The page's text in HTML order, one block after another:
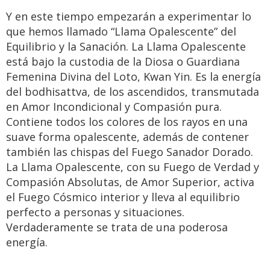
Y en este tiempo empezarán a experimentar lo
que hemos llamado “Llama Opalescente” del
Equilibrio y la Sanación. La Llama Opalescente
está bajo la custodia de la Diosa o Guardiana
Femenina Divina del Loto, Kwan Yin. Es la energía
del bodhisattva, de los ascendidos, transmutada
en Amor Incondicional y Compasión pura.
Contiene todos los colores de los rayos en una
suave forma opalescente, además de contener
también las chispas del Fuego Sanador Dorado.
La Llama Opalescente, con su Fuego de Verdad y
Compasión Absolutas, de Amor Superior, activa
el Fuego Cósmico interior y lleva al equilibrio
perfecto a personas y situaciones.
Verdaderamente se trata de una poderosa
energía.